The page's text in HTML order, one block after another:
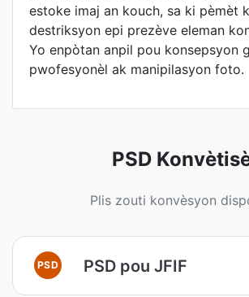
estoke imaj an kouch, sa ki pèmèt
destriksyon epi prezève eleman
Yo enpòtan anpil pou konsepsyon
pwofesyonèl ak manipilasyon foto.
PSD
Plis zouti konvèsyon
PSD PSD pou JFIF